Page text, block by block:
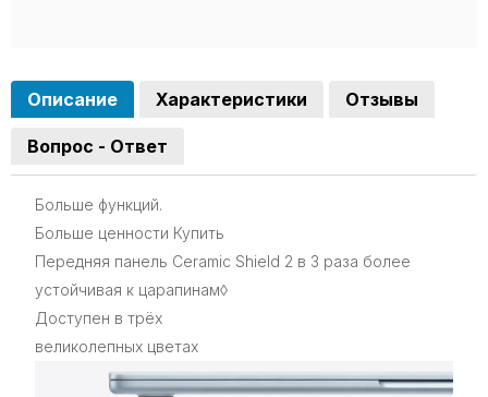
Описание Характеристики Отзывы
Вопрос - Ответ
Больше функций.
Больше ценности Купить
Передняя панель Ceramic Shield 2 в 3 раза более
устойчивая к царапинам◊
Доступен в трёх
великолепных цветах